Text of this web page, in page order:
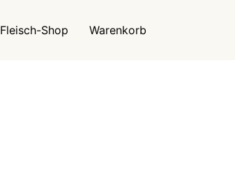
Fleisch-Shop Warenkorb